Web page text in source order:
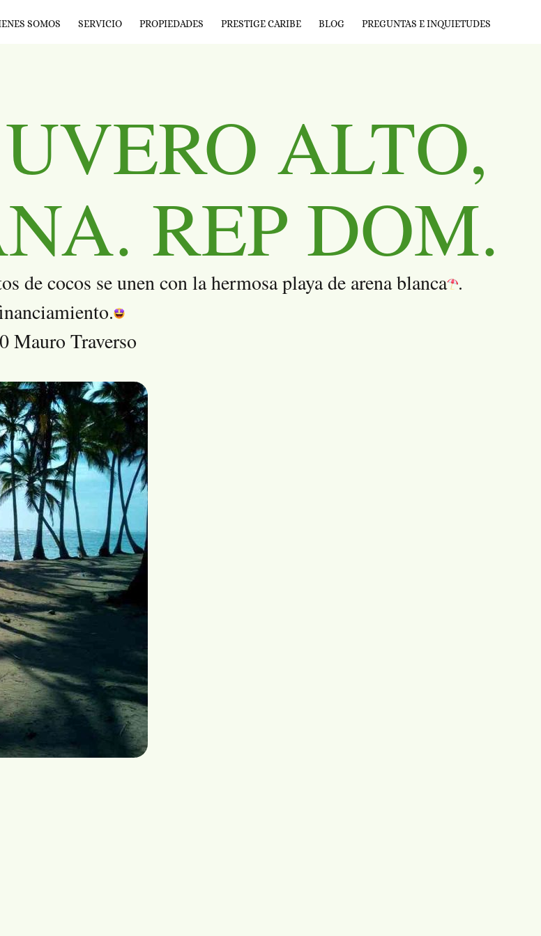
SOMOS SERVICIO PROPIEDADES PRESTIGE CARIBE BLOG PREGUNTAS E INQUIETUDES
ALTO,
REP DOM.
de cocos se unen con la hermosa playa de arena blanca .
Mauro Traverso